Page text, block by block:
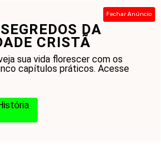
DA
CRISTÃ
sua vida florescer com os
capítulos práticos. Acesse
Fechar Anúncio
(rei)